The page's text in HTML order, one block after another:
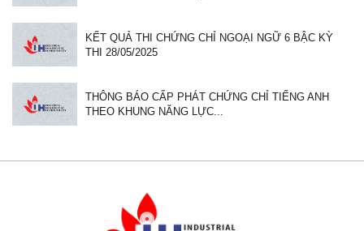
KẾT QUẢ THI CHỨNG CHỈ NGOẠI NGỮ 6 BẬC KỲ
THI 28/05/2025
THÔNG BÁO CẤP PHÁT CHỨNG CHỈ TIẾNG ANH
THEO KHUNG NĂNG LỰC...